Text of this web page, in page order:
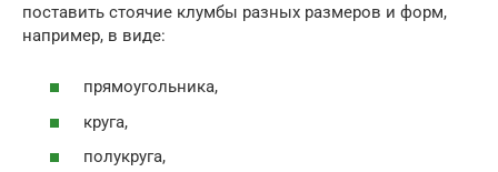
поставить стоячие клумбы разных размеров и форм,
например, в виде:
прямоугольника,
круга,
полукруга,